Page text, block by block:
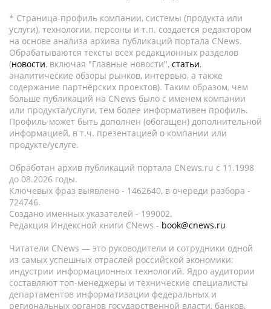
* Страница-профиль компании, системы (продукта или
услуги), технологии, персоны и т.п. создается редактором
на основе анализа архива публикаций портала CNews.
Обрабатываются тексты всех редакционных разделов
(новости, включая "Главные новости", статьи,
аналитические обзоры рынков, интервью, а также
содержание партнёрских проектов). Таким образом, чем
больше публикаций на CNews было с именем компании
или продукта/услуги, тем более информативен профиль.
Профиль может быть дополнен (обогащен) дополнительной
информацией, в т.ч. презентацией о компании или
продукте/услуге.
Обработан архив публикаций портала CNews.ru c 11.1998
до 08.2026 годы.
Ключевых фраз выявлено - 1462640, в очереди разбора -
724746.
Создано именных указателей - 199002.
Редакция Индексной книги CNews - book@cnews.ru
Читатели CNews — это руководители и сотрудники одной
из самых успешных отраслей российской экономики:
индустрии информационных технологий. Ядро аудитории
составляют топ-менеджеры и технические специалисты
департаментов информатизации федеральных и
региональных органов государственной власти, банков,